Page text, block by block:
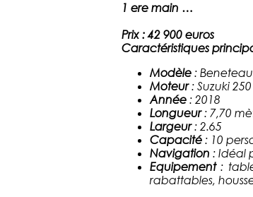
1 ere main …
Prix : 42 900 euros
Caractéristiques
Modèle: Beneteau
Moteur: Suzuki
Année: 2018
Longueur: 7,70
Largeur: 2.65
Capacité: 10
Navigation : Idéal
Equipement:
rabattables,